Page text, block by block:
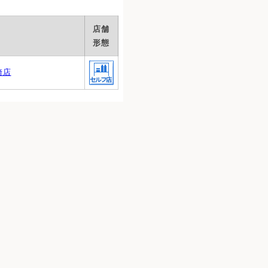
店舗
形態
店